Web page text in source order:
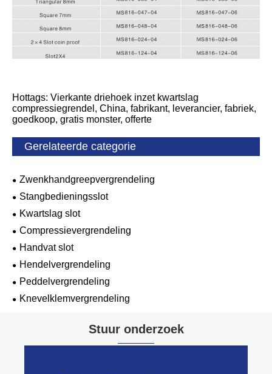
Hottags: Vierkante driehoek inzet kwartslag
compressiegrendel, China, fabrikant, leverancier, fabriek,
goedkoop, gratis monster, offerte
Gerelateerde categorie
Zwenkhandgreepvergrendeling
Stangbedieningsslot
Kwartslag slot
Compressievergrendeling
Handvat slot
Hendelvergrendeling
Peddelvergrendeling
Knevelklemvergrendeling
Stuur onderzoek